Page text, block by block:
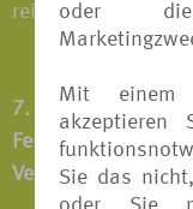
oder
Mit
Sie das
7. Informationen
Verträgen im